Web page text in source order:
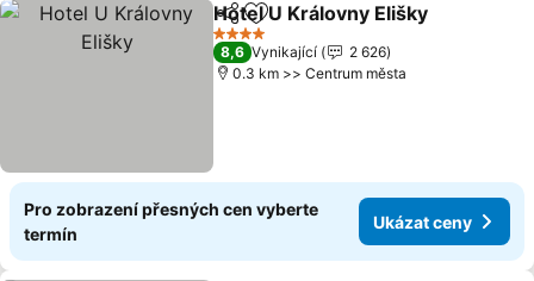
SdíletPřidat na seznam oblíbených
Hotel U Královny Elišky
4 Počet hvězdiček
8,6 Vynikající
2 626
0.3 km >> Centrum města
Pro zobrazení přesných cen vyberte
termín
Ukázat ceny